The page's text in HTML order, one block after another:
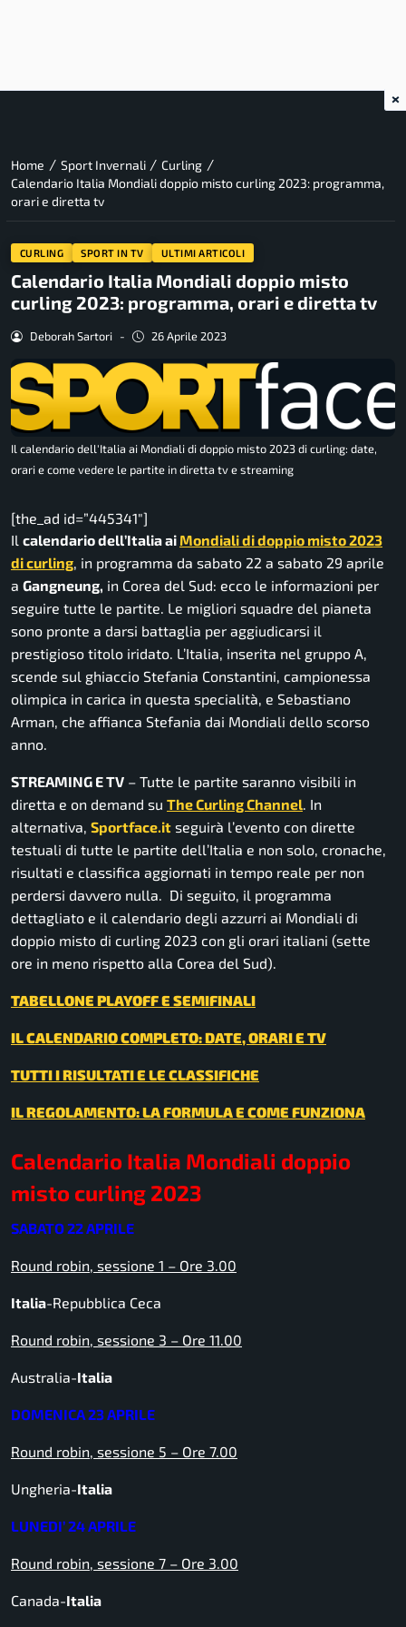
Home / Sport Invernali / Curling /
Calendario Italia Mondiali doppio misto curling 2023: programma,
orari e diretta tv
CURLING SPORT IN TV ULTIMI ARTICOLI
Calendario Italia Mondiali doppio misto
curling 2023: programma, orari e diretta tv
Deborah Sartori - 26 Aprile 2023
Il calendario dell'Italia ai Mondiali di doppio misto 2023 di curling: date,
orari e come vedere le partite in diretta tv e streaming
[the_ad id=”445341″]
Il calendario dell’Italia ai Mondiali di doppio misto 2023
di curling , in programma da sabato 22 a sabato 29 aprile
a Gangneung, in Corea del Sud: ecco le informazioni per
seguire tutte le partite. Le migliori squadre del pianeta
sono pronte a darsi battaglia per aggiudicarsi il
prestigioso titolo iridato. L’Italia, inserita nel gruppo A,
scende sul ghiaccio Stefania Constantini, campionessa
olimpica in carica in questa specialità, e Sebastiano
Arman, che affianca Stefania dai Mondiali dello scorso
anno.
STREAMING E TV – Tutte le partite saranno visibili in
diretta e on demand su The Curling Channel . In
alternativa, Sportface.it seguirà l’evento con dirette
testuali di tutte le partite dell’Italia e non solo, cronache,
risultati e classifica aggiornati in tempo reale per non
perdersi davvero nulla. Di seguito, il programma
dettagliato e il calendario degli azzurri ai Mondiali di
doppio misto di curling 2023 con gli orari italiani (sette
ore in meno rispetto alla Corea del Sud).
TABELLONE PLAYOFF E SEMIFINALI
IL CALENDARIO COMPLETO: DATE, ORARI E TV
TUTTI I RISULTATI E LE CLASSIFICHE
IL REGOLAMENTO: LA FORMULA E COME FUNZIONA
Calendario Italia Mondiali doppio
misto curling 2023
SABATO 22 APRILE
Round robin, sessione 1 – Ore 3.00
Italia-Repubblica Ceca
Round robin, sessione 3 – Ore 11.00
Australia-Italia
DOMENICA 23 APRILE
Round robin, sessione 5 – Ore 7.00
Ungheria-Italia
LUNEDI’ 24 APRILE
Round robin, sessione 7 – Ore 3.00
Canada-Italia
×